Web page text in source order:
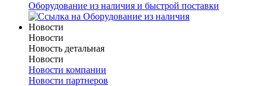
Оборудование из наличия и быстрой поставки
Новости
Новости
Новость детальная
Новости
Новости компании
Новости партнеров